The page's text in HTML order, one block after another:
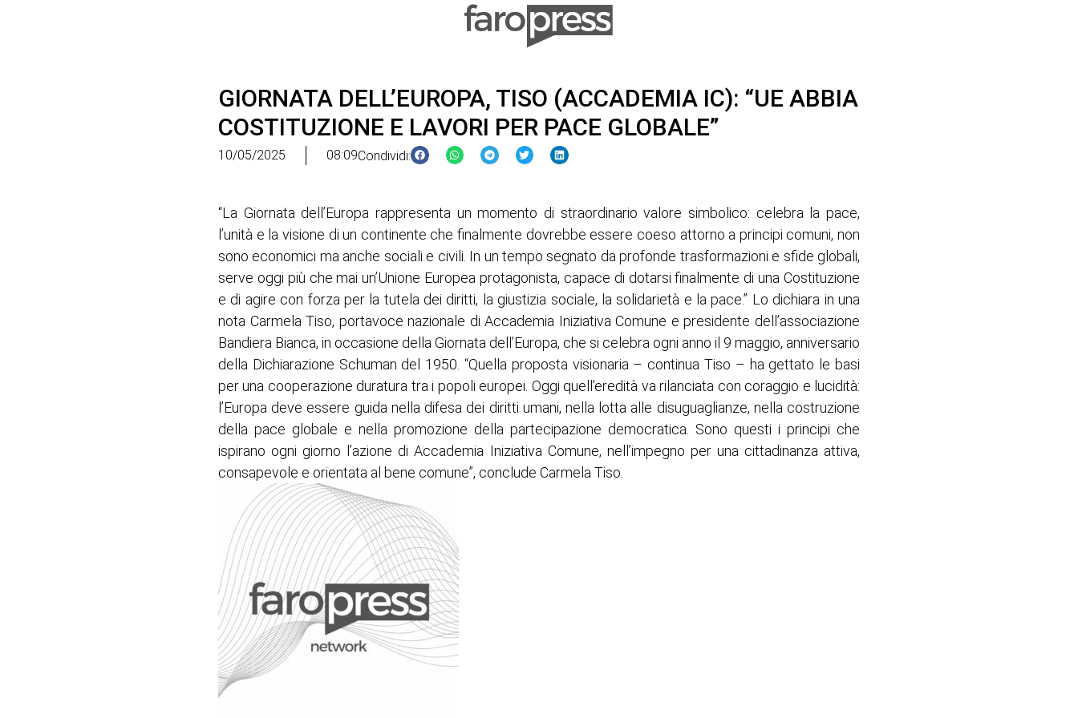
GIORNATA DELL’EUROPA, TISO (ACCADEMIA IC): “UE ABBIA
COSTITUZIONE E LAVORI PER PACE GLOBALE”
10/05/2025 08:09Condividi:
“La Giornata dell’Europa rappresenta un momento di straordinario valore simbolico: celebra la pace,
l’unità e la visione di un continente che finalmente dovrebbe essere coeso attorno a principi comuni, non
sono economici ma anche sociali e civili. In un tempo segnato da profonde trasformazioni e sfide globali,
serve oggi più che mai un’Unione Europea protagonista, capace di dotarsi finalmente di una Costituzione
e di agire con forza per la tutela dei diritti, la giustizia sociale, la solidarietà e la pace.” Lo dichiara in una
nota Carmela Tiso, portavoce nazionale di Accademia Iniziativa Comune e presidente dell’associazione
Bandiera Bianca, in occasione della Giornata dell’Europa, che si celebra ogni anno il 9 maggio, anniversario
della Dichiarazione Schuman del 1950. “Quella proposta visionaria – continua Tiso – ha gettato le basi
per una cooperazione duratura tra i popoli europei. Oggi quell’eredità va rilanciata con coraggio e lucidità:
l’Europa deve essere guida nella difesa dei diritti umani, nella lotta alle disuguaglianze, nella costruzione
della pace globale e nella promozione della partecipazione democratica. Sono questi i principi che
ispirano ogni giorno l’azione di Accademia Iniziativa Comune, nell’impegno per una cittadinanza attiva,
consapevole e orientata al bene comune”, conclude Carmela Tiso.